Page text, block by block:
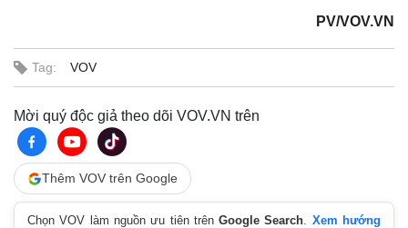
PV/VOV.VN
Tag: VOV
Mời quý độc giả theo dõi VOV.VN trên
Thêm VOV trên Google
Chọn VOV làm nguồn ưu tiên trênGoogle Search. Xem hướng